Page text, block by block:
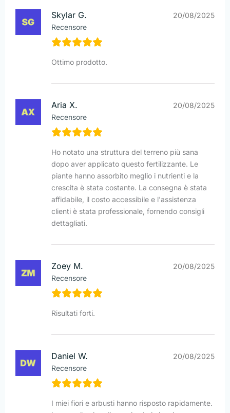
Skylar G.
Recensore
20/08/2025
Ottimo prodotto.
Aria X.
Recensore
20/08/2025
Ho notato una struttura del terreno più sana
dopo aver applicato questo fertilizzante. Le
piante hanno assorbito meglio i nutrienti e la
crescita è stata costante. La consegna è stata
affidabile, il costo accessibile e l'assistenza
clienti è stata professionale, fornendo consigli
dettagliati.
Zoey M.
Recensore
20/08/2025
Risultati forti.
Daniel W.
Recensore
20/08/2025
I miei fiori e arbusti hanno risposto rapidamente.